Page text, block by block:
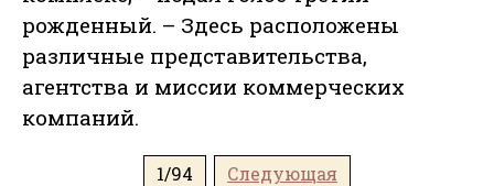
рожденный. – Здесь расположены
различные представительства,
агентства и миссии коммерческих
компаний.
1/94 Следующая